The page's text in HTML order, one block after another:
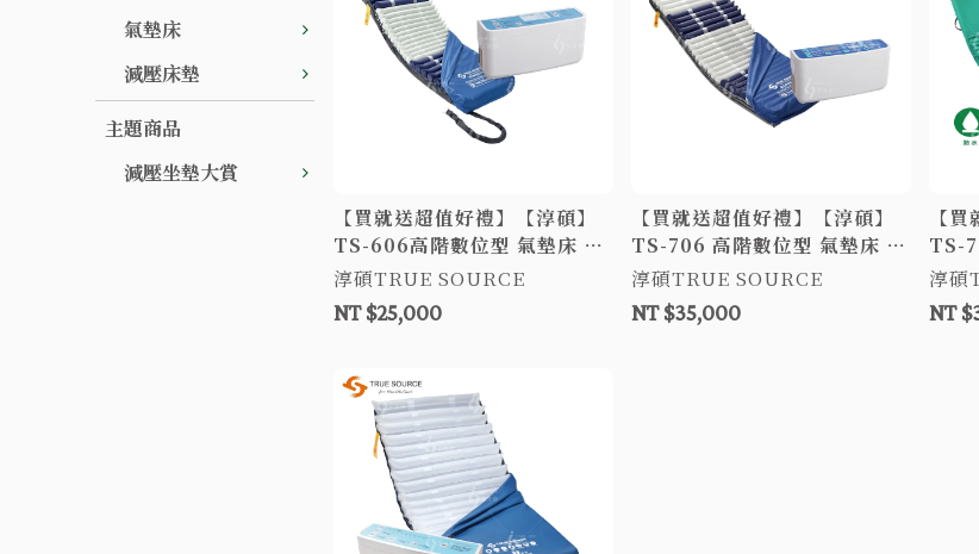
氣墊床
減壓床墊
主題商品
減壓坐墊大賞
【買就送超值好禮】【淳碩】
TS-606高階數位型 氣墊床 6
吋24日型管 防褥瘡氣墊床 減
壓床墊
淳碩TRUE SOURCE
NT $25,000
【買就送超值好禮】【淳碩】
TS-706 高階數位型 氣墊床 6
吋29日型管 防褥瘡氣墊床 防
褥瘡床墊
淳碩TRUE SOURCE
NT $35,000
【
TS-
吋24
褥瘡
淳碩
NT